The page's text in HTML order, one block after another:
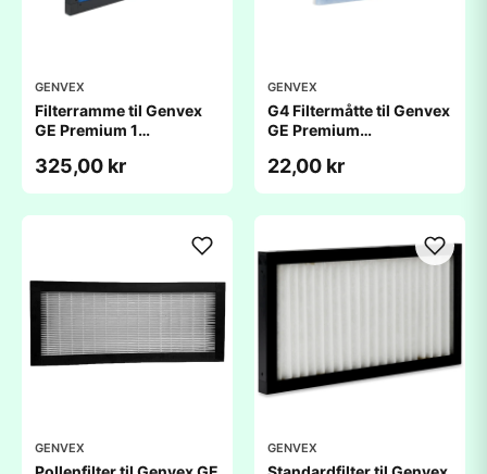
GENVEX
Filterramme til Genvex
GE Premium 1
325,00 kr
GENVEX
G4 Filtermåtte til Genvex
GE Premium
22,00 kr
GENVEX GENVEX